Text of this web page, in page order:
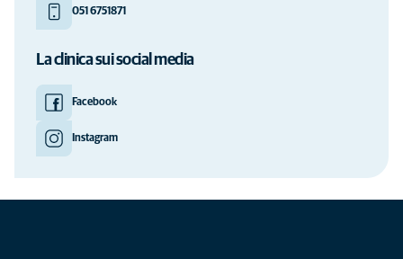
051 6751871
La clinica sui social media
Facebook
Instagram